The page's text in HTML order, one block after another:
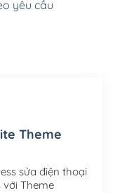
(+100,000₫)
năm)
yêu cầu
Theme
sửa điện thoại
Theme